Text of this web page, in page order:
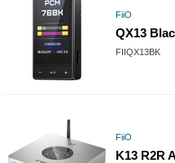
FiiO
QX13
FIIQX13BK
FiiO
K13 R2R